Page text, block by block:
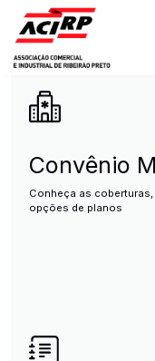
Pular para o conteúdo
ACIRP -
Convênio
Conheça as
opções de planos